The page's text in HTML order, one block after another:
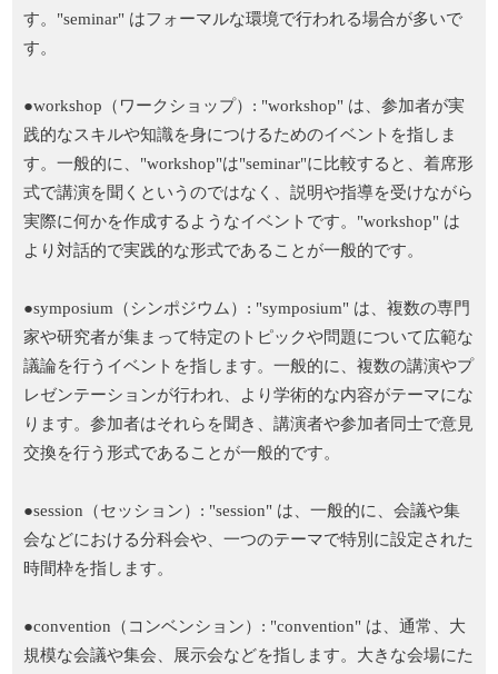
す。"seminar" はフォーマルな環境で行われる場合が多いで
す。
●workshop（ワークショップ）: "workshop" は、参加者が実
践的なスキルや知識を身につけるためのイベントを指しま
す。一般的に、"workshop"は"seminar"に比較すると、着席形
式で講演を聞くというのではなく、説明や指導を受けながら
実際に何かを作成するようなイベントです。"workshop" は
より対話的で実践的な形式であることが一般的です。
●symposium（シンポジウム）: "symposium" は、複数の専門
家や研究者が集まって特定のトピックや問題について広範な
議論を行うイベントを指します。一般的に、複数の講演やプ
レゼンテーションが行われ、より学術的な内容がテーマにな
ります。参加者はそれらを聞き、講演者や参加者同士で意見
交換を行う形式であることが一般的です。
●session（セッション）: "session" は、一般的に、会議や集
会などにおける分科会や、一つのテーマで特別に設定された
時間枠を指します。
●convention（コンベンション）: "convention" は、通常、大
規模な会議や集会、展示会などを指します。大きな会場にた